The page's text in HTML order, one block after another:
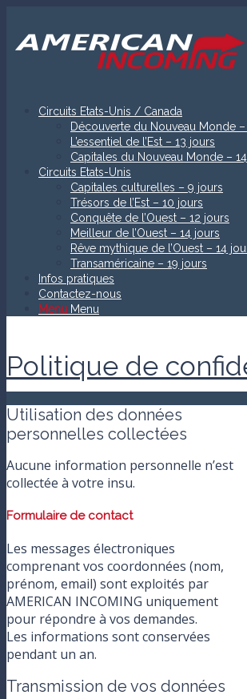
Circuits Etats-Unis / Canada
Découverte du Nouveau Monde –
L’essentiel de l’Est – 13 jours
Capitales du Nouveau Monde –
Circuits Etats-Unis
Capitales culturelles – 9 jours
Trésors de l’Est – 10 jours
Conquête de l’Ouest – 12 jours
Meilleur de l’Ouest – 14 jours
Rêve mythique de l’Ouest – 14
Transaméricaine – 19 jours
Infos pratiques
Contactez-nous
Menu Menu
Politique de
Utilisation des données
personnelles collectées
Aucune information personnelle n’est
collectée à votre insu.
Formulaire de contact
Les messages électroniques
comprenant vos coordonnées (nom,
prénom, email) sont exploités par
AMERICAN INCOMING uniquement
pour répondre à vos demandes.
Les informations sont conservées
pendant un an.
Transmission de vos données